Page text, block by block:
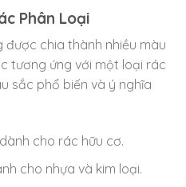
Phân Loại
chia thành nhiều màu
tương ứng với một loại rác
sắc phổ biến và ý nghĩa
cho rác hữu cơ.
cho nhựa và kim loại.